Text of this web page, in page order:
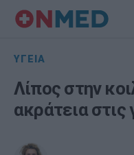
ΥΓΕΙΑ
Λίπος στην
ακράτεια στις